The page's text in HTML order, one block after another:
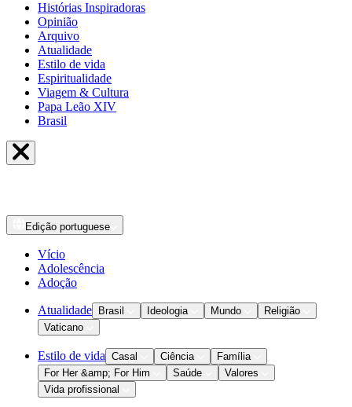
Histórias Inspiradoras
Opinião
Arquivo
Atualidade
Estilo de vida
Espiritualidade
Viagem & Cultura
Papa Leão XIV
Brasil
Edição portuguese
Vício
Adolescência
Adoção
Atualidade Brasil Ideologia Mundo
Religião
Vaticano
Estilo de vida Casal Ciência
Família
For Her &amp; For Him
Saúde
Valores
Vida profissional